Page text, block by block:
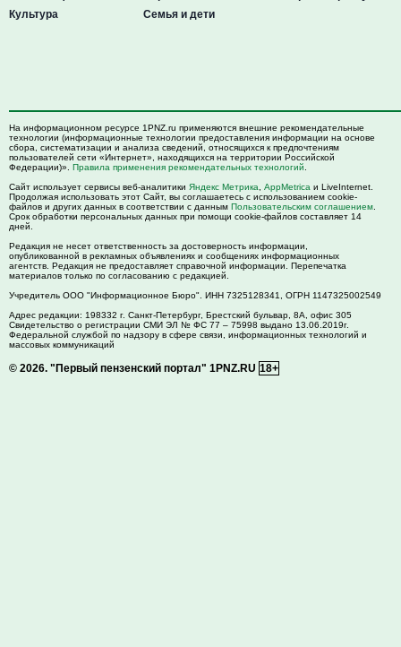
Культура
Семья и дети
На информационном ресурсе 1PNZ.ru применяются внешние рекомендательные
технологии (информационные технологии предоставления информации на основе
сбора, систематизации и анализа сведений, относящихся к предпочтениям
пользователей сети «Интернет», находящихся на территории Российской
Федерации)». Правила применения рекомендательных технологий
Сайт использует сервисы веб-аналитики Яндекс Метрика AppMetrica и LiveInternet.
Продолжая использовать этот Сайт, вы соглашаетесь с использованием cookie-
файлов и других данных в соответствии с данным Пользовательским соглашением
Срок обработки персональных данных при помощи cookie-файлов составляет 14
дней.
Редакция не несет ответственность за достоверность информации,
опубликованной в рекламных объявлениях и сообщениях информационных
агентств. Редакция не предоставляет справочной информации. Перепечатка
материалов только по согласованию с редакцией.
Учредитель ООО "Информационное Бюро". ИНН 7325128341, ОГРН 1147325002549
Адрес редакции: 198332 г. Санкт-Петербург, Брестский бульвар, 8А, офис 305
Свидетельство о регистрации СМИ ЭЛ № ФС 77 – 75998 выдано 13.06.2019г.
Федеральной службой по надзору в сфере связи, информационных технологий и
массовых коммуникаций
© 2026. "Первый пензенский портал" 1PNZ.RU 18+